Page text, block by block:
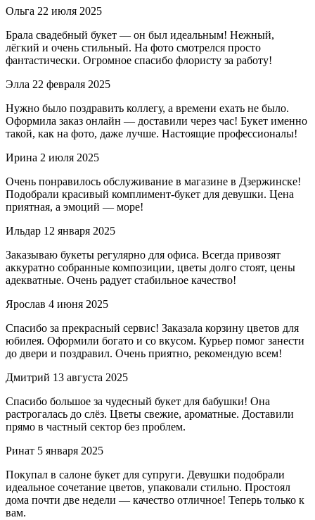
Ольга 22 июля 2025
Брала свадебный букет — он был идеальным! Нежный,
лёгкий и очень стильный. На фото смотрелся просто
фантастически. Огромное спасибо флористу за работу!
Элла 22 февраля 2025
Нужно было поздравить коллегу, а времени ехать не было.
Оформила заказ онлайн — доставили через час! Букет именно
такой, как на фото, даже лучше. Настоящие профессионалы!
Ирина 2 июля 2025
Очень понравилось обслуживание в магазине в Дзержинске!
Подобрали красивый комплимент-букет для девушки. Цена
приятная, а эмоций — море!
Ильдар 12 января 2025
Заказываю букеты регулярно для офиса. Всегда привозят
аккуратно собранные композиции, цветы долго стоят, цены
адекватные. Очень радует стабильное качество!
Ярослав 4 июня 2025
Спасибо за прекрасный сервис! Заказала корзину цветов для
юбилея. Оформили богато и со вкусом. Курьер помог занести
до двери и поздравил. Очень приятно, рекомендую всем!
Дмитрий 13 августа 2025
Спасибо большое за чудесный букет для бабушки! Она
растрогалась до слёз. Цветы свежие, ароматные. Доставили
прямо в частный сектор без проблем.
Ринат 5 января 2025
Покупал в салоне букет для супруги. Девушки подобрали
идеальное сочетание цветов, упаковали стильно. Простоял
дома почти две недели — качество отличное! Теперь только к
вам.